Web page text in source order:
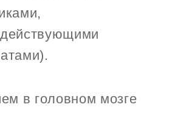
в головном мозге